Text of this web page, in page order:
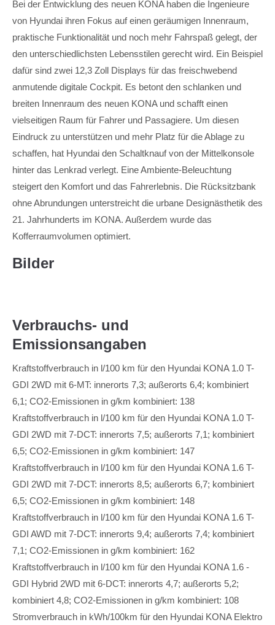
Bei der Entwicklung des neuen KONA haben die Ingenieure
von Hyundai ihren Fokus auf einen geräumigen Innenraum,
praktische Funktionalität und noch mehr Fahrspaß gelegt, der
den unterschiedlichsten Lebensstilen gerecht wird. Ein Beispiel
dafür sind zwei 12,3 Zoll Displays für das freischwebend
anmutende digitale Cockpit. Es betont den schlanken und
breiten Innenraum des neuen KONA und schafft einen
vielseitigen Raum für Fahrer und Passagiere. Um diesen
Eindruck zu unterstützen und mehr Platz für die Ablage zu
schaffen, hat Hyundai den Schaltknauf von der Mittelkonsole
hinter das Lenkrad verlegt. Eine Ambiente-Beleuchtung
steigert den Komfort und das Fahrerlebnis. Die Rücksitzbank
ohne Abrundungen unterstreicht die urbane Designästhetik des
21. Jahrhunderts im KONA. Außerdem wurde das
Kofferraumvolumen optimiert.
Bilder
Verbrauchs- und
Emissionsangaben
Kraftstoffverbrauch in l/100 km für den Hyundai KONA 1.0 T-
GDI 2WD mit 6-MT: innerorts 7,3; außerorts 6,4; kombiniert
6,1; CO2-Emissionen in g/km kombiniert: 138
Kraftstoffverbrauch in l/100 km für den Hyundai KONA 1.0 T-
GDI 2WD mit 7-DCT: innerorts 7,5; außerorts 7,1; kombiniert
6,5; CO2-Emissionen in g/km kombiniert: 147
Kraftstoffverbrauch in l/100 km für den Hyundai KONA 1.6 T-
GDI 2WD mit 7-DCT: innerorts 8,5; außerorts 6,7; kombiniert
6,5; CO2-Emissionen in g/km kombiniert: 148
Kraftstoffverbrauch in l/100 km für den Hyundai KONA 1.6 T-
GDI AWD mit 7-DCT: innerorts 9,4; außerorts 7,4; kombiniert
7,1; CO2-Emissionen in g/km kombiniert: 162
Kraftstoffverbrauch in l/100 km für den Hyundai KONA 1.6 -
GDI Hybrid 2WD mit 6-DCT: innerorts 4,7; außerorts 5,2;
kombiniert 4,8; CO2-Emissionen in g/km kombiniert: 108
Stromverbrauch in kWh/100km für den Hyundai KONA Elektro